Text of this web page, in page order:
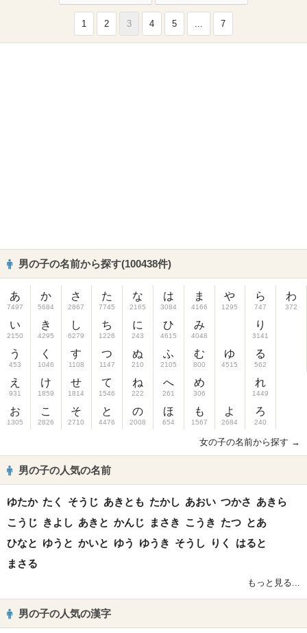
1 2 3 4 5 ... 7
男の子の名前から探す(100438件)
あ
7497
い
2150
う
453
え
931
お
1305
か
5684
き
4295
く
1046
け
1859
こ
2826
さ
2867
し
6279
す
1108
せ
1814
そ
2710
た
7745
ち
1226
つ
1147
て
1546
と
4476
な
2165
に
243
ぬ
210
ね
222
の
2008
は
3084
ひ
4615
ふ
2105
へ
261
ほ
654
ま
4166
み
4048
む
800
め
306
も
1567
や
1295
ゆ
4515
よ
2684
ら
747
り
3141
る
562
れ
1449
ろ
240
わ
372
女の子の名前から探す →
男の子の人気の名前
ゆたか たく そうじ あきとも たかし あおい つかさ あきら
こうじ きよし あきと かんじ まさき こうき たつ とあ
ひなと ゆうと かいと ゆう ゆうき そうし りく
はると
まさる
もっと見る...
男の子の人気の漢字